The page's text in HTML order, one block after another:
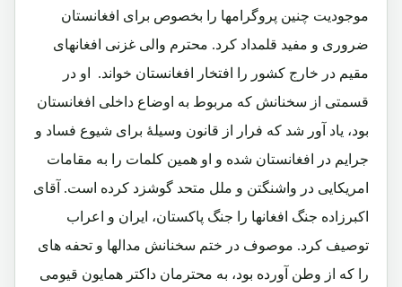
موجودیت چنین پروگرامها را بخصوص برای افغانستان
ضروری و مفید قلمداد کرد. محترم والی غزنی افغانهای
مقیم در خارج کشور را افتخار افغانستان خواند. او در
قسمتی از سخنانش که مربوط به اوضاع داخلی افغانستان
بود، یاد آور شد که فرار از قانون وسیلۀ برای شیوع فساد و
جرایم در افغانستان شده و او همین کلمات را به مقامات
امریکایی در واشنگتن و ملل متحد گوشزد کرده است. آقای
اکبرزاده جنگ افغانها را جنگ پاکستان، ایران و اعراب
توصیف کرد. موصوف در ختم سخنانش مدالها و تحفه های
را که از وطن آورده بود، به محترمان داکتر همایون قیومی